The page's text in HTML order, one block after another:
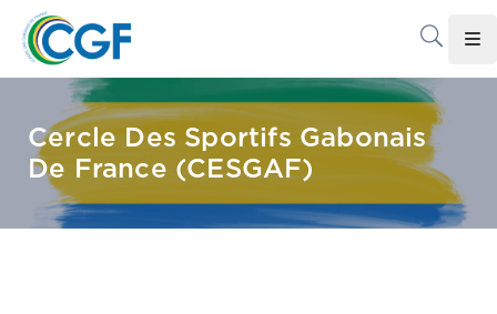
Accueil
Le
CGF
Cercle Des Sportifs Gabonais
De France (CESGAF)